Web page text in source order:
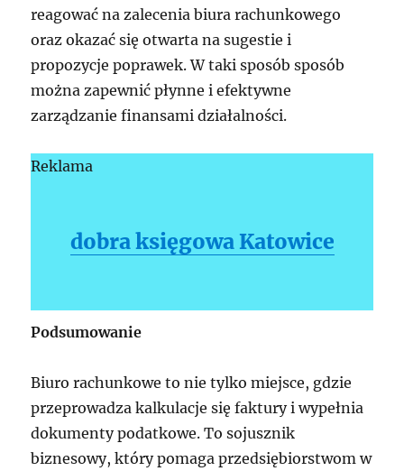
reagować na zalecenia biura rachunkowego
oraz okazać się otwarta na sugestie i
propozycje poprawek. W taki sposób sposób
można zapewnić płynne i efektywne
zarządzanie finansami działalności.
Reklama
dobra księgowa Katowice
Podsumowanie
Biuro rachunkowe to nie tylko miejsce, gdzie
przeprowadza kalkulacje się faktury i wypełnia
dokumenty podatkowe. To sojusznik
biznesowy, który pomaga przedsiębiorstwom w